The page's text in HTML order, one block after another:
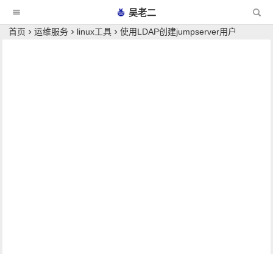
吴老二
首页 运维服务 linux工具 使用LDAP创建jumpserver用户